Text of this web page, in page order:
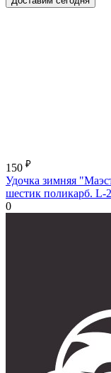
150 ₽
Удочка зимняя
шестик поликарб. L-
0